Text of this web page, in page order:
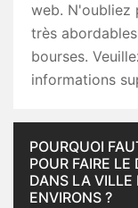
web. N'oubliez
très
bourses.
informations
POURQUOI
POUR FAIRE
DANS LA VILLE
ENVIRONS ?